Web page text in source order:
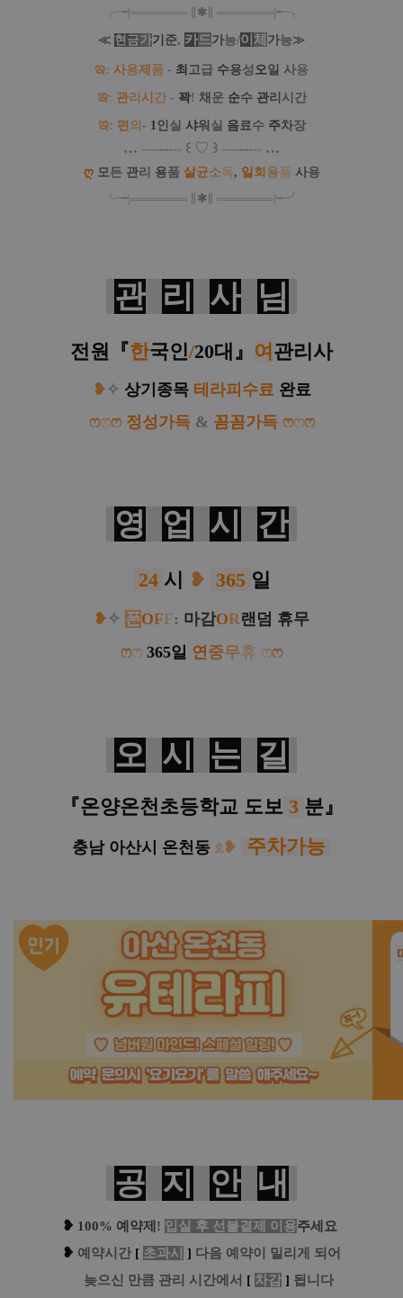
╭╼|═══════ ✱ ═══════|╾╮
≪ 현 금가기 준, 카드 가능/이 체 가능≫
ఇ: 사용제 품 - 최 고 급 수용성 오 일 사용
ఇ: 관리 시 간 - 꽉! 채 운 순수 관리 시간
ఇ: 편 의 - 1 인 실 샤워 실 음료 수 주차장
… --------- ꒰ ♡ ꒱ --------- …
ღ 모 든 관리 용품 살균소독, 일 회 용품 사용
╰╼|═══════ ✱ ═══════|╾╯
관 리 사 님
전원 『한국인/20대 』 여 관리사
❥ ✧ 상기종목 테 라피 수료 완료
ෆෆෆ 정성가득 & 꼼꼼가득 ෆෆෆ
영 업 시 간
24 시 ❥ 365 일
❥ ✧ 폰OFF: 마감OR랜덤 휴무
ෆෆ 365일 연 중무휴 ෆෆ
오 시 는 길
『온양온천초등학교 도보 3 분』
충남 아산시 온천동 ᦸ❥ 주차가능
공 지 안 내
❥ 100% 예약제 ! 입실 후 선불결제 이용주세요
❥ 예 약시간 [ 초과시 ] 다음 예약이 밀리게 되어
늦으신 만큼 관리 시간에서 [ 차감 ] 됩니다